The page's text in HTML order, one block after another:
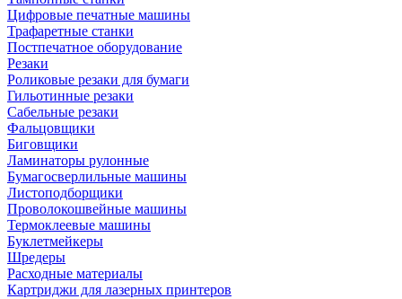
Цифровые печатные машины
Трафаретные станки
Постпечатное оборудование
Резаки
Роликовые резаки для бумаги
Гильотинные резаки
Сабельные резаки
Фальцовщики
Биговщики
Ламинаторы рулонные
Бумагосверлильные машины
Листоподборщики
Проволокошвейные машины
Термоклеевые машины
Буклетмейкеры
Шредеры
Расходные материалы
Картриджи для лазерных принтеров